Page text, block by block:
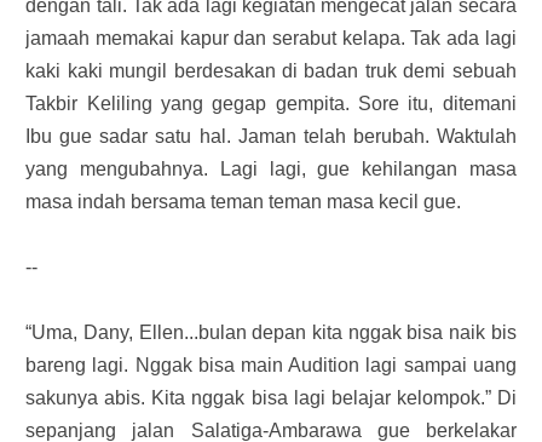
dengan tali. Tak ada lagi kegiatan mengecat jalan secara
jamaah memakai kapur dan serabut kelapa. Tak ada lagi
kaki kaki mungil berdesakan di badan truk demi sebuah
Takbir Keliling yang gegap gempita. Sore itu, ditemani
Ibu gue sadar satu hal. Jaman telah berubah. Waktulah
yang mengubahnya. Lagi lagi, gue kehilangan masa
masa indah bersama teman teman masa kecil gue.
--
“Uma, Dany, Ellen...bulan depan kita nggak bisa naik bis
bareng lagi. Nggak bisa main Audition lagi sampai uang
sakunya abis. Kita nggak bisa lagi belajar kelompok.” Di
sepanjang jalan Salatiga-Ambarawa gue berkelakar